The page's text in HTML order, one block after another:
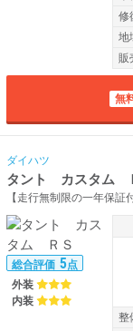
修
地
販
無
ダイハツ
タント カスタム
【走行無制限の一年保
総合評価 5点
外装
内装
整